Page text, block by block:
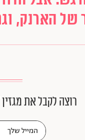
של הארנק,
רוצה לקבל את